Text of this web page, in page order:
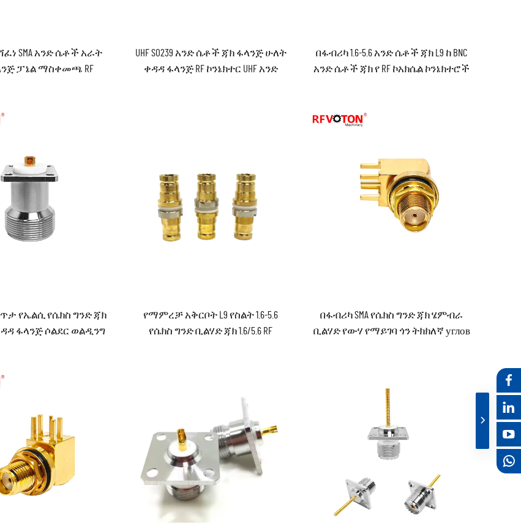
SMA አንድ ሴቶች አራት
ፓኔል ማስቀመጫ RF
UHF SO239 አንድ ሴቶች ጃክ ፋላንጅ ሁለት
ቀዳዳ ፋላንጅ RF ኮንኔክተር UHF አንድ
በፋብሪካ 1.6-5.6 አንድ ሴቶች ጃክ L9 ከ BNC
አንድ ሴቶች ጃክ የ RF ኮአክሴል ኮንኔክተሮች
የኤልሲ የሴክስ ግንድ ጃክ
ፋላንጅ ሶልደር ወልዲንግ
የማምረቻ አቅርቦት L9 የስልት 1.6-5.6
የሴክስ ግንድ ቢልሃድ ጃክ 1.6/5.6 RF
በፋብሪካ SMA የሴክስ ግንድ ጃክ ሄምብራ
ቢልሃድ የውሃ የማይገባ ጎን ትክክለኛ углов